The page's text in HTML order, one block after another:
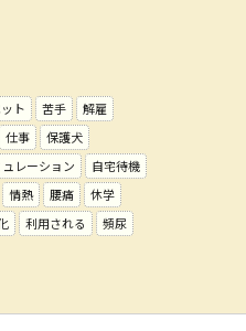
ト 苦手
解雇
仕事
保護犬
レーション
自宅待機
情熱 腰痛
休学
利用される 頻尿